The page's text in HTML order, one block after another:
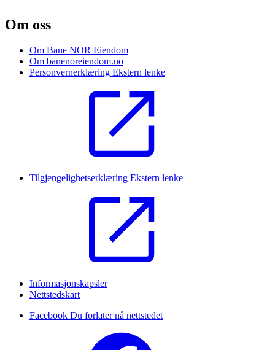
Om oss
Om Bane NOR Eiendom
Om banenoreiendom.no
Personvernerklæring Ekstern lenke
Tilgjengelighetserklæring Ekstern lenke
Informasjonskapsler
Nettstedskart
Facebook Du forlater nå nettstedet